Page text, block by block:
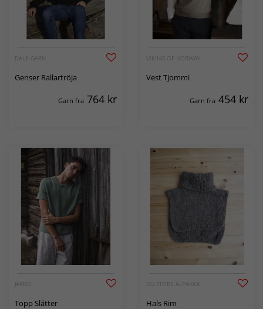
DALE GARN
Genser Rallartröja
Garn fra 764 kr
VIKING OF NORWAY
Vest Tjommi
Garn fra 454 kr
JÄRBO
Topp Slåtter
DU STORE ALPAKKA
Hals Rim